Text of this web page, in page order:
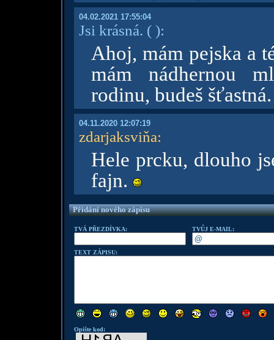
04.02.2021 17:55:04
Jsi krásná. ( ):
Ahoj, mám pejska a
mám nádhernou
rodinu, budeš šťastná.
04.11.2020 12:07:19
zdarjaksviňa:
Hele prcku, dlouho
fajn.
Přidání nového zápisu
TVÁ PŘEZDÍVKA: TVŮJ E-MAIL:
TEXT ZÁPISU:
Opište kod: